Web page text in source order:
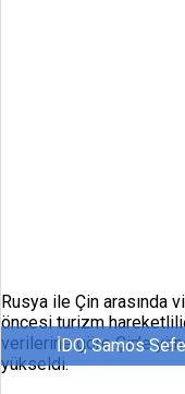
Rusya ile Çin arasında
öncesi turizm
verilerine göre Çin’e
yükseldi.
İDO, Samos